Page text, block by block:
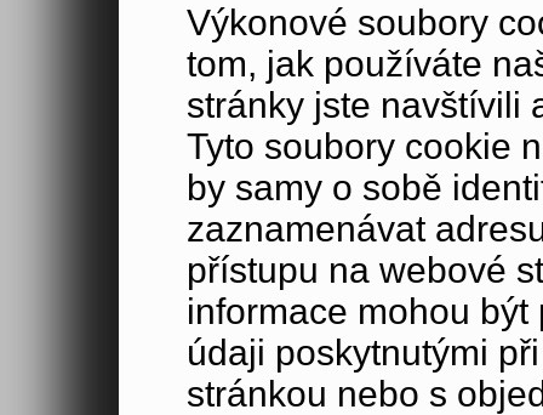
Výkonové soubory
tom, jak používáte
stránky jste navštívili
Tyto soubory cookie
by samy o sobě
zaznamenávat
přístupu na webové
informace mohou
údaji poskytnutými
stránkou nebo s